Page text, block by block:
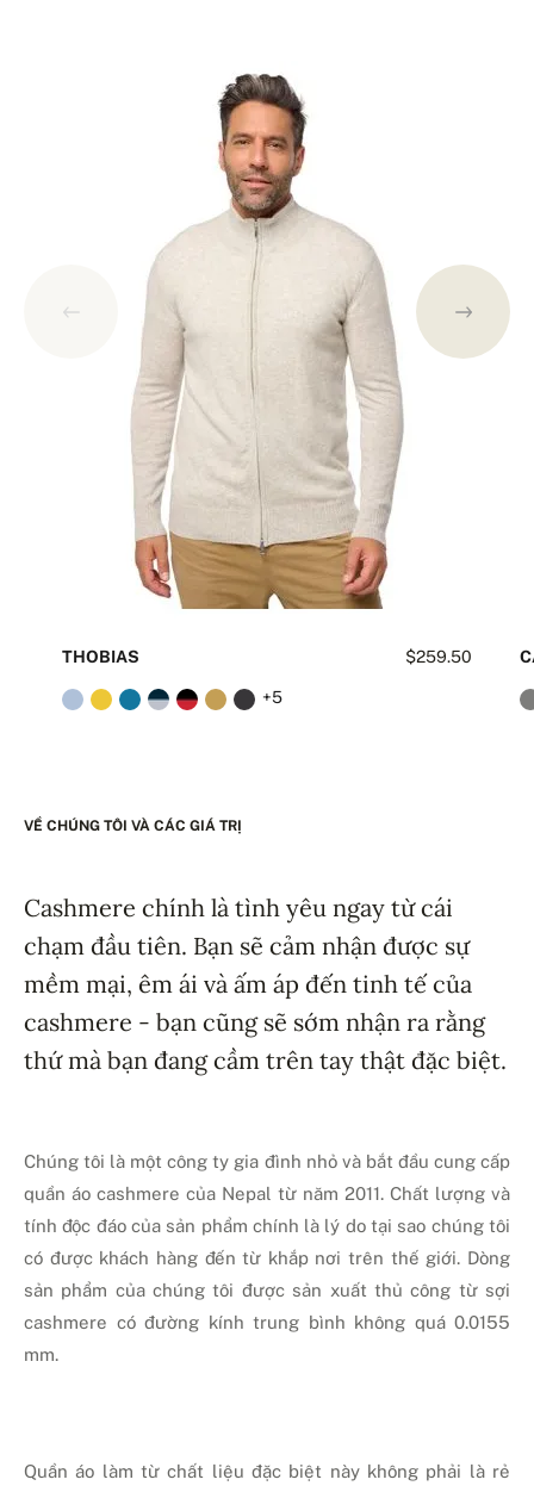
$259.50
THOBIAS
+5
VỀ CHÚNG TÔI VÀ CÁC GIÁ TRỊ
Cashmere chính là tình yêu ngay từ cái
chạm đầu tiên. Bạn sẽ cảm nhận được sự
mềm mại, êm ái và ấm áp đến tinh tế của
cashmere - bạn cũng sẽ sớm nhận ra rằng
thứ mà bạn đang cầm trên tay thật đặc biệt.
Chúng tôi là một công ty gia đình nhỏ và bắt đầu cung cấp
quần áo cashmere của Nepal từ năm 2011. Chất lượng và
tính độc đáo của sản phẩm chính là lý do tại sao chúng tôi
có được khách hàng đến từ khắp nơi trên thế giới. Dòng
sản phẩm của chúng tôi được sản xuất thủ công từ sợi
cashmere có đường kính trung bình không quá 0.0155
mm.
Quần áo làm từ chất liệu đặc biệt này không phải là rẻ